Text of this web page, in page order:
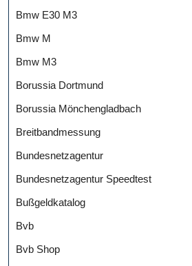
Bmw E30 M3
Bmw M
Bmw M3
Borussia Dortmund
Borussia Mönchengladbach
Breitbandmessung
Bundesnetzagentur
Bundesnetzagentur Speedtest
Bußgeldkatalog
Bvb
Bvb Shop